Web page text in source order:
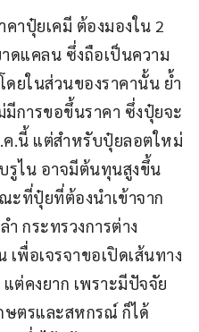
าปุ๋ยเคมี ต้องมองใน 2
ดแคลน ซึ่งถือเป็นความ
ดยในส่วนของราคานั้น ย้ำ
การขอขึ้นราคา ซึ่งปุ๋ยจะ
ค.นี้ แต่สำหรับปุ๋ยลอตใหม่
รูไน อาจมีต้นทุนสูงขึ้น
ะที่ปุ๋ยที่ต้องนำเข้าจาก
กระทรวงการต่าง
เพื่อเจรจาขอเปิดเส้นทาง
ต่คงยาก เพราะมีปัจจัย
ษตรและสหกรณ์ ก็ได้